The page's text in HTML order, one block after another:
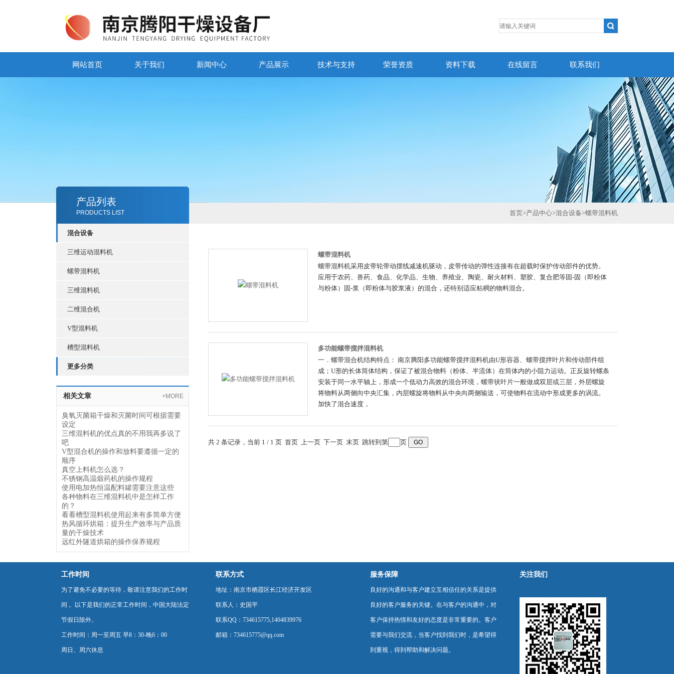
网站首页 关于我们 新闻中心 产品展示 技术与支持 荣誉资质 资料下载 在线留言 联系我们
产品列表
PRODUCTS LIST
混合设备
三维运动混料机
螺带混料机
三维混料机
二维混合机
V型混料机
槽型混料机
更多分类
相关文章 +MORE
臭氧灭菌箱干燥和灭菌时间可根据需要
设定
三维混料机的优点真的不用我再多说了
吧
V型混合机的操作和放料要遵循一定的
顺序
真空上料机怎么选？
不锈钢高温煅药机的操作规程
使用电加热恒温配料罐需要注意这些
各种物料在三维混料机中是怎样工作
的？
看看槽型混料机使用起来有多简单方便
热风循环烘箱：提升生产效率与产品质
量的干燥技术
远红外隧道烘箱的操作保养规程
首页>产品中心>混合设备>螺带混料机
螺带混料机
螺带混料机采用皮带轮带动摆线减速机驱动，皮带传动的弹性连接有在超载时保护传动部件的优势。
应用于农药、兽药、食品、化学品、生物、养殖业、陶瓷、耐火材料、塑胶、复合肥等固-固（即粉体
与粉体）固-浆（即粉体与胶浆液）的混合，还特别适应粘稠的物料混合。
多功能螺带搅拌混料机
一．螺带混合机结构特点： 南京腾阳多功能螺带搅拌混料机由U形容器、螺带搅拌叶片和传动部件组
成；U形的长体筒体结构，保证了被混合物料（粉体、半流体）在筒体内的小阻力运动。正反旋转螺条
安装于同一水平轴上，形成一个低动力高效的混合环境，螺带状叶片一般做成双层或三层，外层螺旋
将物料从两侧向中央汇集，内层螺旋将物料从中央向两侧输送，可使物料在流动中形成更多的涡流。
加快了混合速度，
共 2 条记录，当前 1 / 1 页 首页 上一页 下一页 末页 跳转到第 页
工作时间
为了避免不必要的等待，敬请注意我们的工作时
间 。以下是我们的正常工作时间，中国大陆法定
节假日除外。
工作时间：周一至周五 早8：30-晚6：00
周日、周六休息
联系方式
地址：南京市栖霞区长江经济开发区
联系人：史国平
联系QQ：734615775,1404839976
邮箱：734615775@qq.com
服务保障
良好的沟通和与客户建立互相信任的关系是提供
良好的客户服务的关键。在与客户的沟通中，对
客户保持热情和友好的态度是非常重要的。客户
需要与我们交流，当客户找到我们时，是希望得
到重视，得到帮助和解决问题。
关注我们